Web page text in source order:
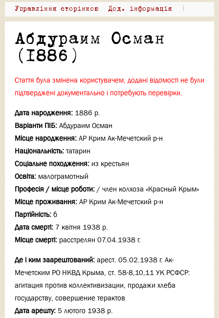
Управління сторінкою Дод. інформація |
Абдураим Осман
(1886)
Стаття була змінена користувачем, додані відомості не були
підтверджені документально і потребують перевірки.
Дата народження: 1886 р.
Варіанти ПІБ: Абдураим Осман
Місце народження: АР Крим Ак-Мечетский р-н
Національність: татарин
Соціальне походження: из крестьян
Освіта: малограмотный
Професія / місце роботи: / член колхоза «Красный Крым»
Місце проживання: АР Крим Ак-Мечетский р-н
Партійність: б
Дата смерті: 7 квітня 1938 р.
Місце смерті: расстрелян 07.04.1938 г.
Де і ким заарештований: арест. 05.02.1938 г. Ак-
Мечетским РО НКВД Крыма, ст. 58-8,10,11 УК РСФСР:
агитация против коллективизации, продажи хлеба
государству, совершение терактов
Дата арешту: 5 лютого 1938 р.